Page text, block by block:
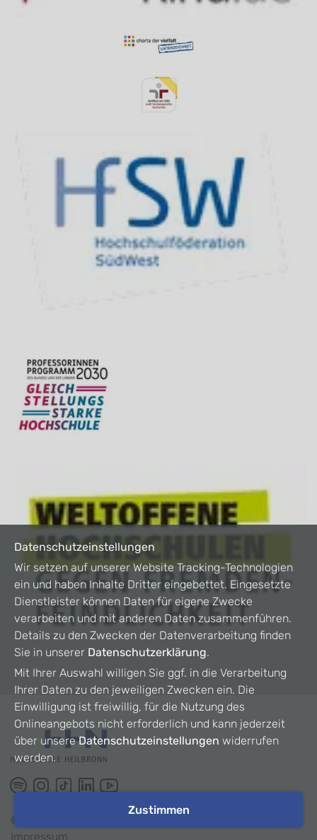
©
Impressum
Datenschutzeinstellungen
Wir setzen auf unserer Website Tracking-Technologien
ein und haben Inhalte Dritter eingebettet. Eingesetzte
Dienstleister können Daten für eigene Zwecke
verarbeiten und mit anderen Daten zusammenführen.
Details zu den Zwecken der Datenverarbeitung finden
Sie in unserer Datenschutzerklärung.
Mit Ihrer Auswahl willigen Sie ggf. in die Verarbeitung
Ihrer Daten zu den jeweiligen Zwecken ein. Die
Einwilligung ist freiwillig, für die Nutzung des
Onlineangebots nicht erforderlich und kann jederzeit
über unsereDatenschutzeinstellungen widerrufen
werden.
Zustimmen